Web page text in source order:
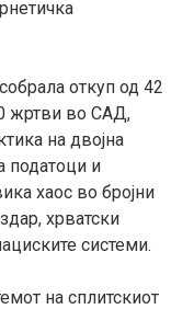
откуп од 42
жртви во САД,
на двојна
податоци и
хаос во бројни
хрватски
системи.
на сплитскиот